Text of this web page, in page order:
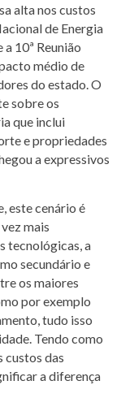
alta nos custos
de Energia
10ª Reunião
médio de
do estado. O
sobre os
que inclui
e propriedades
a expressivos
este cenário é
mais
tecnológicas, a
secundário e
os maiores
por exemplo
tudo isso
Tendo como
custos das
a diferença